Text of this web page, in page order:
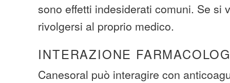
sono effetti indesiderati comuni. Se si
rivolgersi al proprio medico.
INTERAZIONE
Canesoral può interagire con